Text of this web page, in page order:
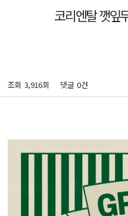
조회 3,916회 댓글 0건